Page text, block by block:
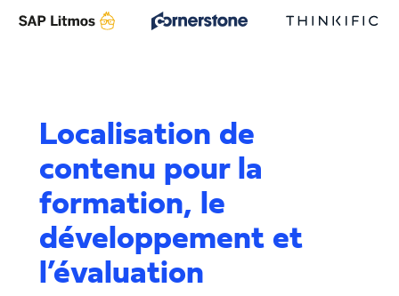
Localisation de
contenu pour la
formation, le
développement et
l’évaluation